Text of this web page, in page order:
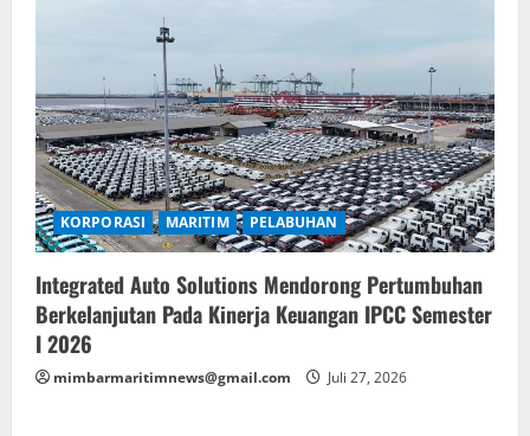
KORPORASI MARITIM PELABUHAN
Integrated Auto Solutions Mendorong Pertumbuhan
Berkelanjutan Pada Kinerja Keuangan IPCC Semester
I 2026
mimbarmaritimnews@gmail.com Juli 27, 2026